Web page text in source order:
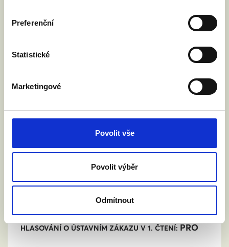
Preferenční
Statistické
Marketingové
Povolit vše
Povolit výběr
Odmítnout
PRO
RICHARD BRABEC
Jihočeský kraj
HLASOVÁNÍ O ÚSTAVNÍM ZÁKAZU V 1. ČTENÍ: PRO